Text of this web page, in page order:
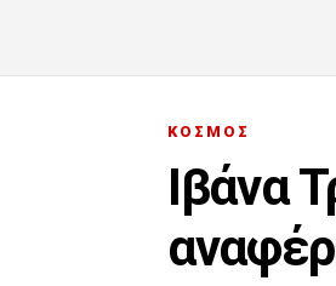
ΚΟΣΜΟΣ
Ιβάνα